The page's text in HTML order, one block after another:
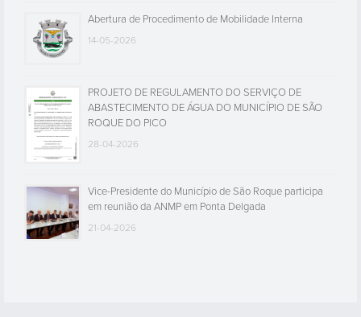
Abertura de Procedimento de Mobilidade Interna
14-05-2026
PROJETO DE REGULAMENTO DO SERVIÇO DE
ABASTECIMENTO DE ÁGUA DO MUNICÍPIO DE SÃO
ROQUE DO PICO
28-04-2026
Vice-Presidente do Município de São Roque participa
em reunião da ANMP em Ponta Delgada
21-04-2026